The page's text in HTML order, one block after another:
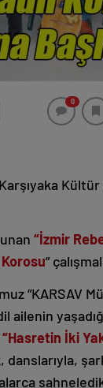
0
Karşıyaka
“İzmir
”
“KARSAV
ailenin
İki
danslarıyla,